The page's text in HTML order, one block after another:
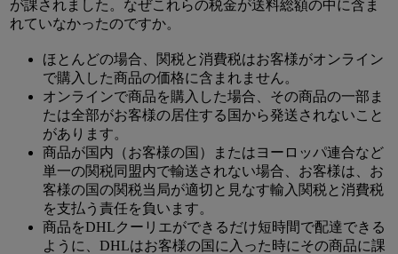
が課されました。なぜこれらの税金が送料総額の中に含ま
れていなかったのですか。
ほとんどの場合、関税と消費税はお客様がオンライン
で購入した商品の価格に含まれません。
オンラインで商品を購入した場合、その商品の一部ま
たは全部がお客様の居住する国から発送されないこと
があります。
商品が国内（お客様の国）またはヨーロッパ連合など
単一の関税同盟内で輸送されない場合、お客様は、お
客様の国の関税当局が適切と見なす輸入関税と消費税
を支払う責任を負います。
商品をDHLクーリエができるだけ短時間で配達できる
ように、DHLはお客様の国に入った時にその商品に課